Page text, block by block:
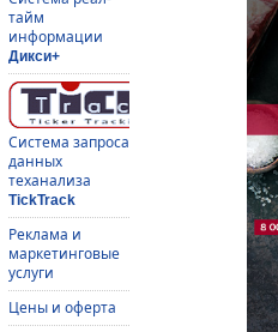
тайм
информации
Дикси+
Система запроса
данных
теханализа
TickTrack
Реклама и
маркетинговые
услуги
Цены и оферта